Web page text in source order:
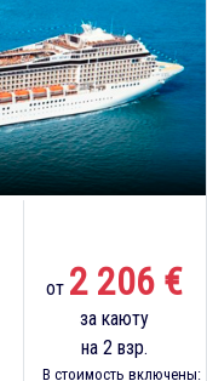
от 2 206 €
за каюту
на 2 взр.
В стоимость включены: